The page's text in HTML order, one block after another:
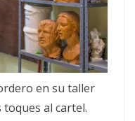
en su taller
al cartel.